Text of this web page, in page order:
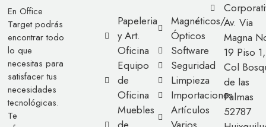
En Office
Target podrás
encontrar todo
lo que
necesitas para
satisfacer tus
necesidades
tecnológicas.
Te
Papeleria
y Art.
Oficina
Equipo
de
Oficina
Muebles
Magnéticos/
Ópticos
Software
Seguridad
Limpieza
Importaciones
Artículos
Av. Via
Magna
19 Piso 1,
Col
de las
Palmas
52787